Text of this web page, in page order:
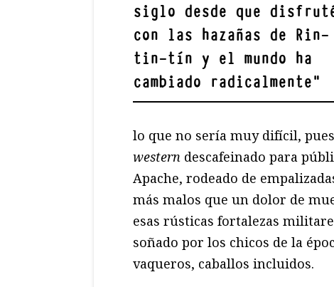
siglo desde que
con las hazañas de Rin-
tin-tín y el mundo ha
cambiado radicalmente"
lo que no sería muy difícil,
western descafeinado para
Apache, rodeado de
más malos que un dolor de
esas rústicas fortalezas
soñado por los chicos de la
vaqueros, caballos incluidos.